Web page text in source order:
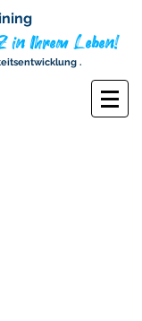
in Ihrem Leben!
.